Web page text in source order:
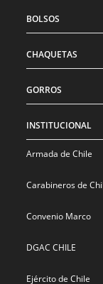
BOLSOS
CHAQUETAS
GORROS
INSTITUCIONAL
Armada de Chile
Carabineros de
Convenio Marco
DGAC CHILE
Ejército de Chile